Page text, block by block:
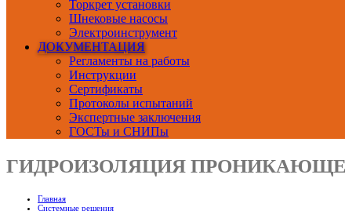
Торкрет установки
Шнековые насосы
Электроинструмент
ДОКУМЕНТАЦИЯ
Регламенты на работы
Инструкции
Сертификаты
Протоколы испытаний
Экспертные заключения
ГОСТы и СНИПы
ГИДРОИЗОЛЯЦИЯ
Главная
Системные решения